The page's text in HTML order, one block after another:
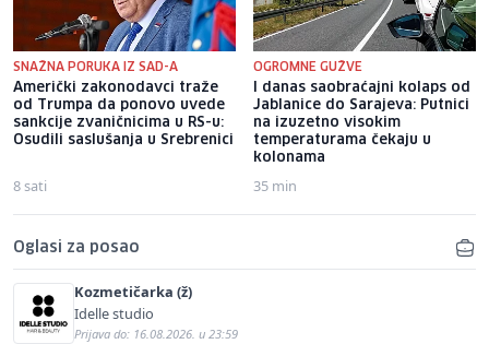
SNAŽNA PORUKA IZ SAD-A
Američki zakonodavci traže
od Trumpa da ponovo uvede
sankcije zvaničnicima u RS-u:
Osudili saslušanja u Srebrenici
8 sati
OGROMNE GUŽVE
I danas saobraćajni kolaps od
Jablanice do Sarajeva: Putnici
na izuzetno visokim
temperaturama čekaju u
kolonama
35 min
Oglasi za posao
Kozmetičarka (ž)
Idelle studio
Prijava do: 16.08.2026. u 23:59